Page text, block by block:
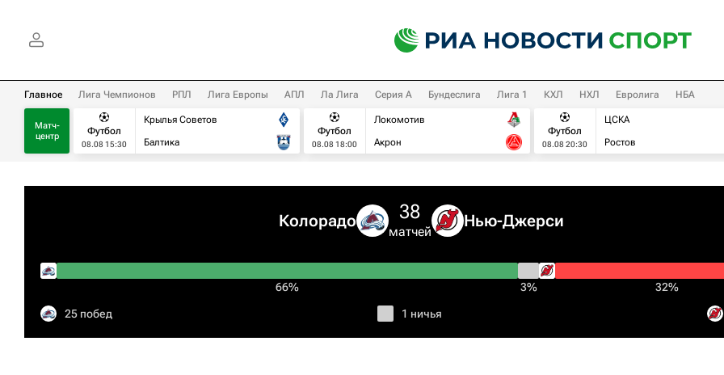
Главное Лига Чемпионов РПЛ Лига Европы АПЛ Ла Лига Серия А Бундеслига Лига 1 КХЛ НХЛ Евролига НБА
Матч-
центр
Футбол
08.08 15:30
Крылья Советов
Балтика
Футбол
08.08 18:00
Локомотив
Акрон
Футбол
08.08 20:30
ЦСКА
Ростов
Колорадо 38
матчей
Нью-Джерси
66% 3% 32%
25 побед 1 ничья